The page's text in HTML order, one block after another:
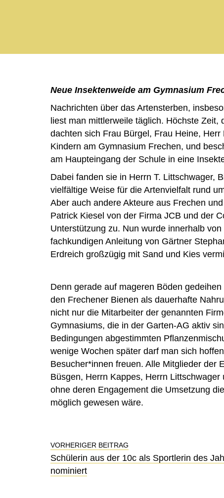
Neue Insektenweide am Gymnasium
Nachrichten über das Artensterben,
liest man mittlerweile täglich. Höchste
dachten sich Frau Bürgel, Frau Heine,
Kindern am Gymnasium Frechen, und
am Haupteingang der Schule in eine
Dabei fanden sie in Herrn T. Littschwager,
vielfältige Weise für die Artenvielfalt rund
Aber auch andere Akteure aus Frechen
Patrick Kiesel von der Firma JCB und der
Unterstützung zu. Nun wurde innerhalb
fachkundigen Anleitung von Gärtner
Erdreich großzügig mit Sand und Kies
Denn gerade auf mageren Böden
den Frechener Bienen als dauerhafte
nicht nur die Mitarbeiter der genannten
Gymnasiums, die in der Garten-AG aktiv
Bedingungen abgestimmten
wenige Wochen später darf man sich
Besucher*innen freuen. Alle Mitglieder der
Büsgen, Herrn Kappes, Herrn
ohne deren Engagement die Umsetzung
möglich gewesen wäre.
VORHERIGER BEITRAG
Schülerin aus der 10c als Sportlerin des
nominiert